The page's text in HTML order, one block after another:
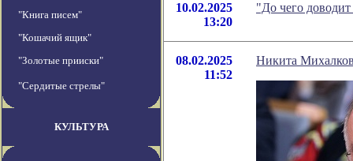
"Книга писем"
"Кошачий ящик"
"Золотые прииски"
"Сердитые стрелы"
КУЛЬТУРА
10.02.2025
13:20
"До чего
08.02.2025
11:52
Никита